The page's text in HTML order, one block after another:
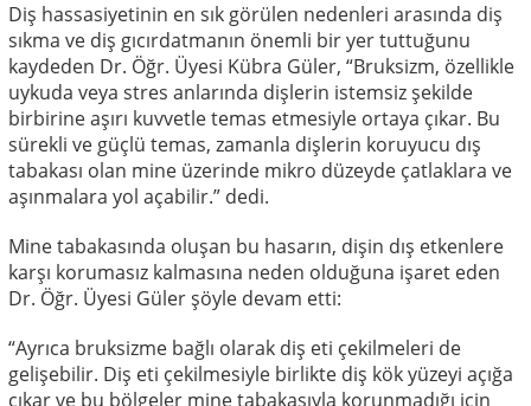
Diş hassasiyetinin en sık görülen nedenleri arasında diş
sıkma ve diş gıcırdatmanın önemli bir yer tuttuğunu
kaydeden Dr. Öğr. Üyesi Kübra Güler, “Bruksizm, özellikle
uykuda veya stres anlarında dişlerin istemsiz şekilde
birbirine aşırı kuvvetle temas etmesiyle ortaya çıkar. Bu
sürekli ve güçlü temas, zamanla dişlerin koruyucu dış
tabakası olan mine üzerinde mikro düzeyde çatlaklara ve
aşınmalara yol açabilir.” dedi.
Mine tabakasında oluşan bu hasarın, dişin dış etkenlere
karşı korumasız kalmasına neden olduğuna işaret eden
Dr. Öğr. Üyesi Güler şöyle devam etti:
“Ayrıca bruksizme bağlı olarak diş eti çekilmeleri de
gelişebilir. Diş eti çekilmesiyle birlikte diş kök yüzeyi açığa
çıkar ve bu bölgeler mine tabakasıyla korunmadığı için